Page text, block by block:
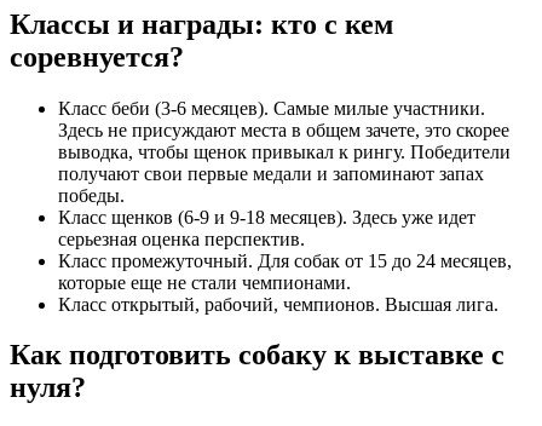
Классы и награды: кто с кем
соревнуется?
Класс беби (3-6 месяцев). Самые милые участники.
Здесь не присуждают места в общем зачете, это скорее
выводка, чтобы щенок привыкал к рингу. Победители
получают свои первые медали и запоминают запах
победы.
Класс щенков (6-9 и 9-18 месяцев). Здесь уже идет
серьезная оценка перспектив.
Класс промежуточный. Для собак от 15 до 24 месяцев,
которые еще не стали чемпионами.
Класс открытый, рабочий, чемпионов. Высшая лига.
Как подготовить собаку к выставке с
нуля?